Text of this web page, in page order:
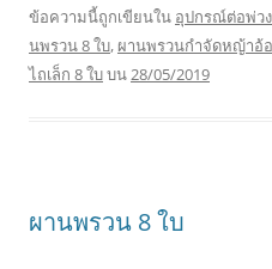
ข้อความนี้ถูกเขียนใน อุปกรณ์ต่อพ่ว
นพรวน 8 ใบ, ผานพรวนกำจัดหญ้าอ้
ไถเล็ก 8 ใบบน28/05/2019
ผานพรวน 8 ใบ